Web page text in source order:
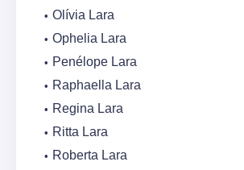
Olívia Lara
Ophelia Lara
Penélope Lara
Raphaella Lara
Regina Lara
Ritta Lara
Roberta Lara